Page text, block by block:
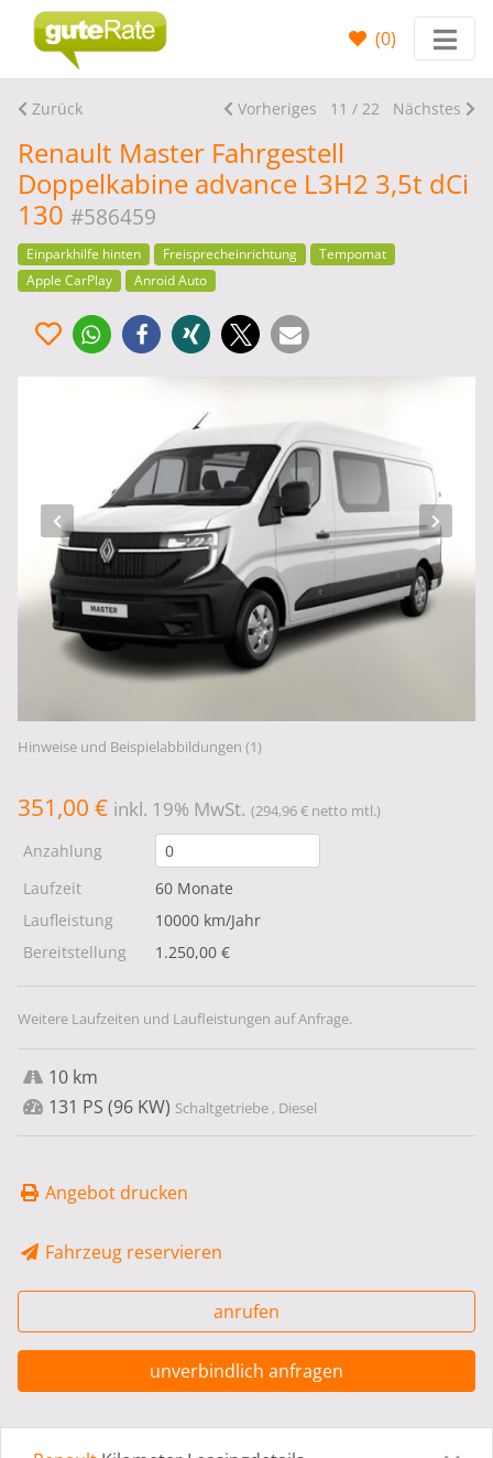
(0)
Zurück Vorheriges 11 / 22 Nächstes
Renault Master Fahrgestell
Doppelkabine advance L3H2 3,5t dCi
130 #586459
Einparkhilfe hinten Freisprecheinrichtung
Tempomat
Apple CarPlay
Anroid Auto
Hinweise und Beispielabbildungen (1)
351,00 € inkl. 19% MwSt. (294,96 € netto mtl.)
Anzahlung
Laufzeit
60 Monate
Laufleistung
10000 km/Jahr
Bereitstellung
1.250,00 €
Weitere Laufzeiten und Laufleistungen auf Anfrage.
10 km
131 PS (96 KW) Schaltgetriebe , Diesel
Angebot drucken
Fahrzeug reservieren
anrufen
unverbindlich anfragen